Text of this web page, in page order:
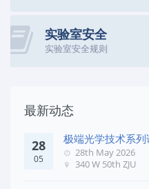
实验室安全
实验室安全规则
最新动态
28
05
极端光学技术系
28th May 2026
340 W 50th ZJU